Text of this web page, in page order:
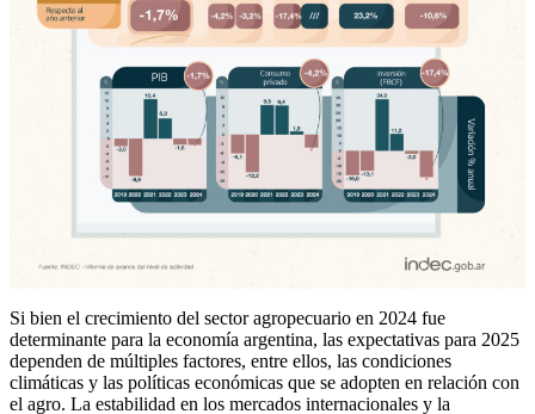
Si bien el crecimiento del sector agropecuario en 2024 fue
determinante para la economía argentina, las expectativas para 2025
dependen de múltiples factores, entre ellos, las condiciones
climáticas y las políticas económicas que se adopten en relación con
el agro. La estabilidad en los mercados internacionales y la